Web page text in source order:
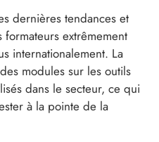
dernières tendances et
extrêmement
internationalement. La
modules sur les outils
dans le secteur, ce qui
à la pointe de la